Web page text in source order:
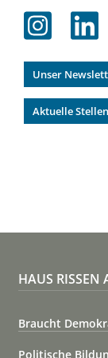
Unser
Aktuelle
HAUS RISSEN
Braucht
Politische